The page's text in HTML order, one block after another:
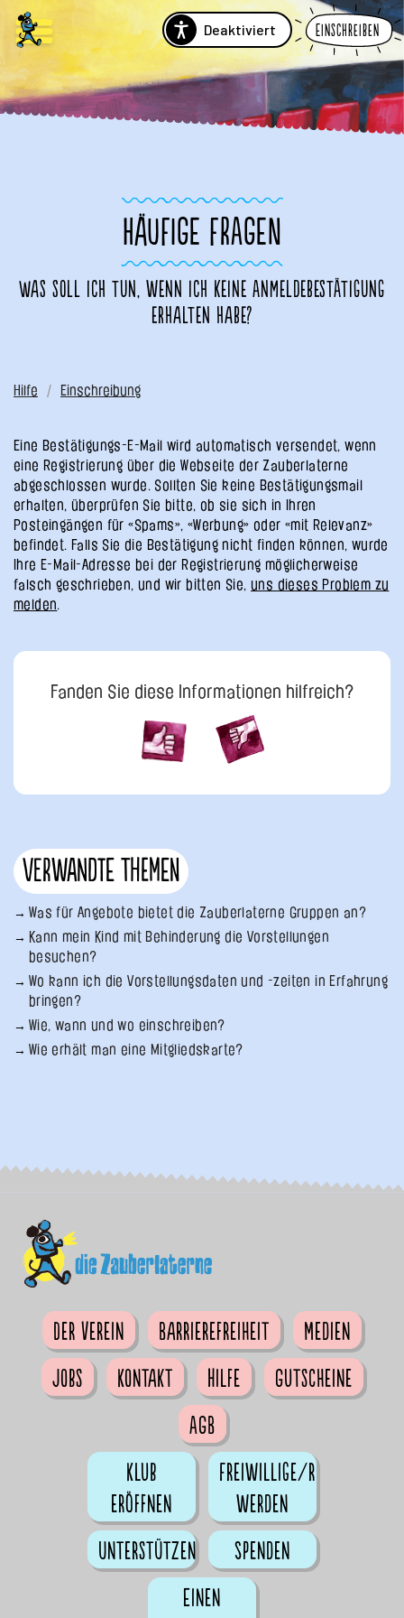
Deaktiviert Einschreiben
HÄUFIGE FRAGEN
Was soll ich tun, wenn ich keine Anmeldebestätigung
erhalten habe?
Hilfe Einschreibung
Eine Bestätigungs-E-Mail wird automatisch versendet, wenn
eine Registrierung über die Webseite der Zauberlaterne
abgeschlossen wurde. Sollten Sie keine Bestätigungsmail
erhalten, überprüfen Sie bitte, ob sie sich in Ihren
Posteingängen für «Spams», «Werbung» oder «mit Relevanz»
befindet. Falls Sie die Bestätigung nicht finden können, wurde
Ihre E-Mail-Adresse bei der Registrierung möglicherweise
falsch geschrieben, und wir bitten Sie, uns dieses Problem zu
melden.
Fanden Sie diese Informationen hilfreich?
Verwandte Themen
Was für Angebote bietet die Zauberlaterne Gruppen an?
Kann mein Kind mit Behinderung die Vorstellungen
besuchen?
Wo kann ich die Vorstellungsdaten und -zeiten in Erfahrung
bringen?
Wie, wann und wo einschreiben?
Wie erhält man eine Mitgliedskarte?
Der Verein Barrierefreiheit
Medien
Jobs
Kontakt Hilfe
Gutscheine
AGB
Klub
eröffnen
Freiwillige/r
werden
Unterstützen
Spenden
Einen